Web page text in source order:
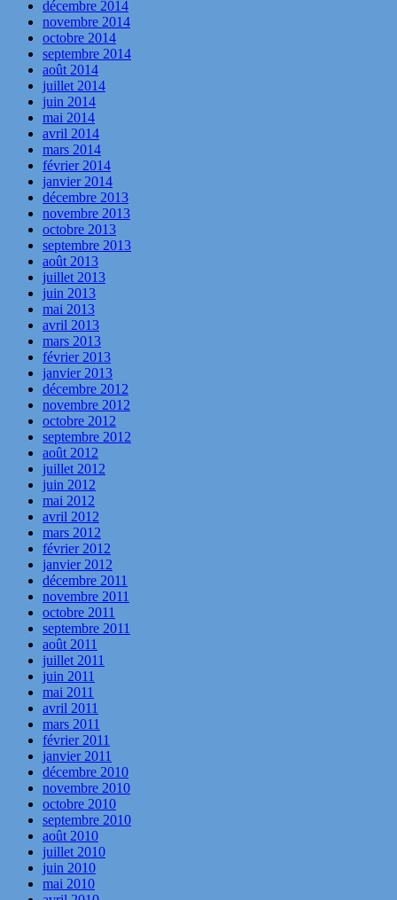
décembre 2014
novembre 2014
octobre 2014
septembre 2014
août 2014
juillet 2014
juin 2014
mai 2014
avril 2014
mars 2014
février 2014
janvier 2014
décembre 2013
novembre 2013
octobre 2013
septembre 2013
août 2013
juillet 2013
juin 2013
mai 2013
avril 2013
mars 2013
février 2013
janvier 2013
décembre 2012
novembre 2012
octobre 2012
septembre 2012
août 2012
juillet 2012
juin 2012
mai 2012
avril 2012
mars 2012
février 2012
janvier 2012
décembre 2011
novembre 2011
octobre 2011
septembre 2011
août 2011
juillet 2011
juin 2011
mai 2011
avril 2011
mars 2011
février 2011
janvier 2011
décembre 2010
novembre 2010
octobre 2010
septembre 2010
août 2010
juillet 2010
juin 2010
mai 2010